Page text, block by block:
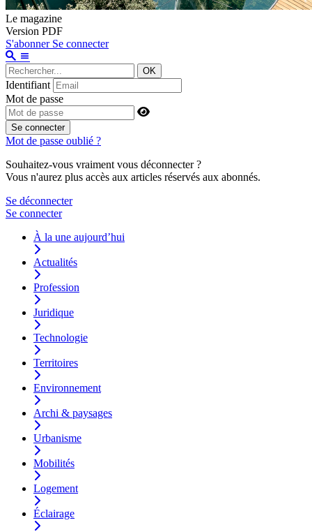
Le magazine
Version PDF
S'abonner Se connecter
OK
Identifiant
Mot de passe
Se connecter
Mot de passe oublié ?
Souhaitez-vous vraiment vous déconnecter ?
Vous n'aurez plus accès aux articles réservés aux abonnés.
Se déconnecter
Se connecter
À la une aujourd’hui
Actualités
Profession
Juridique
Technologie
Territoires
Environnement
Archi & paysages
Urbanisme
Mobilités
Logement
Éclairage